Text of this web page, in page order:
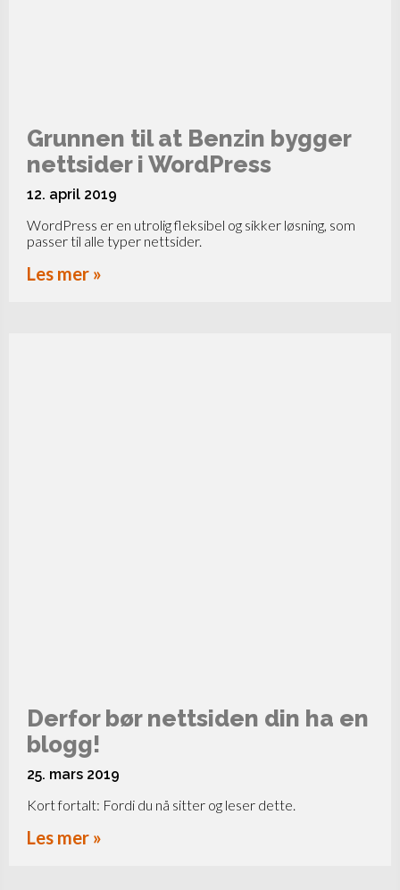
Grunnen til at Benzin bygger
nettsider i WordPress
12. april 2019
WordPress er en utrolig fleksibel og sikker løsning, som
passer til alle typer nettsider.
Les mer »
Derfor bør nettsiden din ha en
blogg!
25. mars 2019
Kort fortalt: Fordi du nå sitter og leser dette.
Les mer »